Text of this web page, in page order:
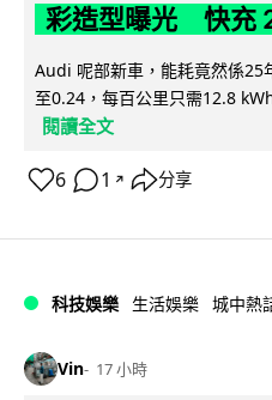
彩造型曝光 快充
Audi 呢部新車，能耗竟然係
至0.24，每百公里只需12.8
閱讀全文
6 1 ↗ 分享
科技娛樂 生活娛樂 城中熱
Vin 17 小時